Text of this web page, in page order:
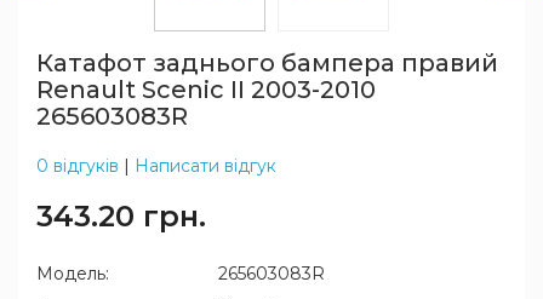
Катафот заднього бампера правий
Renault Scenic II 2003-2010
265603083R
0 відгуків | Написати відгук
343.20 грн.
Модель:
265603083R